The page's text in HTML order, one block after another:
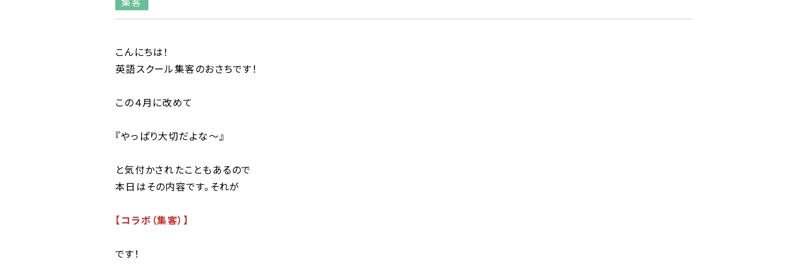
こんにちは！
英語スクール集客のおさちです！
この４月に改めて
『やっぱり大切だよな〜』
と気付かされたこともあるので
本日はその内容です。それが
【コラボ（集客）】
です！